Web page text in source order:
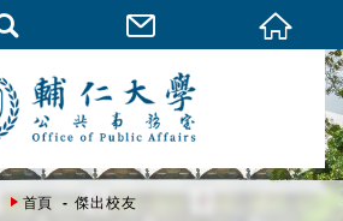
首頁 傑出校友